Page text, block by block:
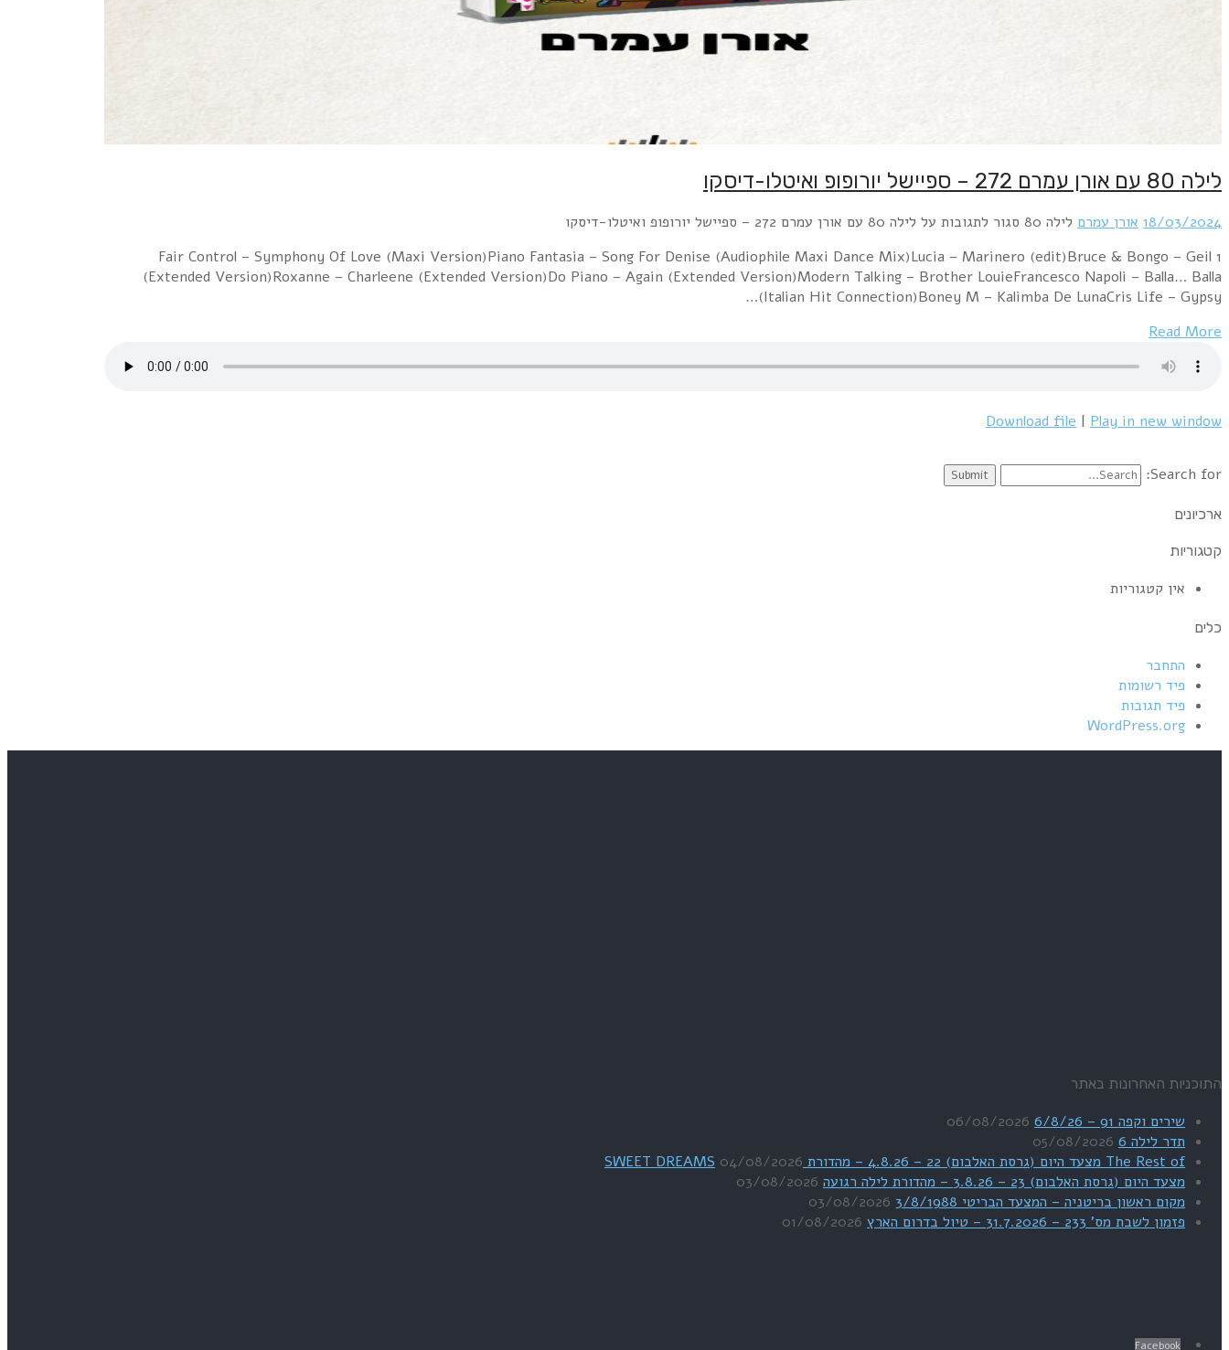
לילה 80 עם אורן עמרם 272 – ספיישל יורופופ ואיטלו-דיסקו
18/03/2024 אורן עמרם לילה 80 סגור לתגובות על לילה 80 עם אורן עמרם 272 – ספיישל יורופופ ואיטלו-דיסקו
1 Fair Control – Symphony Of Love (Maxi Version)Piano Fantasia – Song For Denise (Audiophile Maxi Dance Mix)Lucia – Marinero (edit)Bruce & Bongo – Geil
(Extended Version)Roxanne – Charleene (Extended Version)Do Piano – Again (Extended Version)Modern Talking – Brother LouieFrancesco Napoli – Balla… Balla
(Italian Hit Connection)Boney M – Kalimba De LunaCris Life – Gypsy…
Read More
Download file | Play in new window
Search for:
ארכיונים
קטגוריות
אין קטגוריות
כלים
התחבר
פיד רשומות
פיד תגובות
WordPress.org
התוכניות האחרונות באתר
שירים וקפה 91 – 6/8/26
06/08/2026
תדר לילה 6
05/08/2026
The Rest of מצעד היום (גרסת האלבום) 22 – 4.8.26 – מהדורת SWEET DREAMS
04/08/2026
מצעד היום (גרסת האלבום) 23 – 3.8.26 – מהדורת לילה רגועה
03/08/2026
מקום ראשון בריטניה – המצעד הבריטי 3/8/1988
03/08/2026
פזמון לשבת מס' 233 – 31.7.2026 – טיול בדרום הארץ
01/08/2026
Facebook